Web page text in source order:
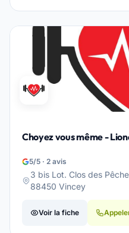
Choyez vous même -
5/5 · 2 avis
3 bis Lot. Clos des
88450 Vincey
Voir la fiche